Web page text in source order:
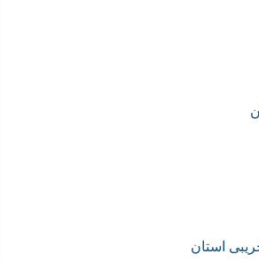
فرهنگی از اداره میراث‌فرهنگی استان کرمان: مشخصات ۴۰ بنا تخریبی استان